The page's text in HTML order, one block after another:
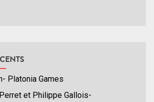
Platonia Games
et Philippe Gallois-